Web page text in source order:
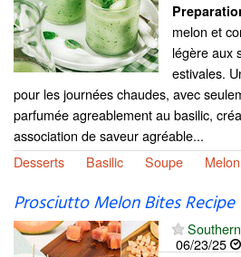
melon et
légère aux
estivales.
pour les journées chaudes, avec
parfumée agreablement au basilic,
association de saveur agréable...
Desserts
Basilic Soupe Melon
Prosciutto Melon Bites Recipe
06/23/25